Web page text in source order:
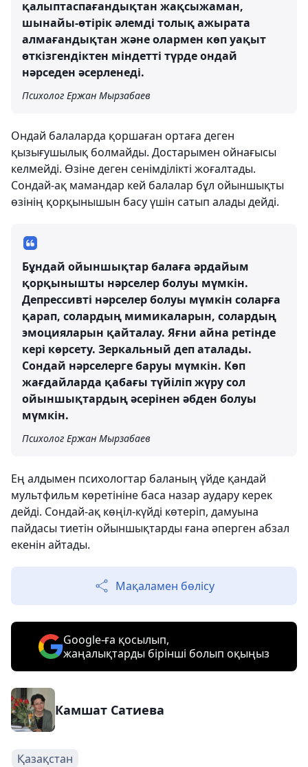
қалыптаспағандықтан жақсыжаман,
шынайы-өтірік әлемді толық ажырата
алмағандықтан және олармен көп уақыт
өткізгендіктен міндетті түрде ондай
нәрседен әсерленеді.
Психолог Ержан Мырзабаев
Ондай балаларда қоршаған ортаға деген
қызығушылық болмайды. Достарымен ойнағысы
келмейді. Өзіне деген сенімділікті жоғалтады.
Сондай-ақ мамандар кей балалар бұл ойыншықты
өзінің қорқынышын басу үшін сатып алады дейді.
Бұндай ойыншықтар балаға әрдайым
қорқынышты нәрселер болуы мүмкін.
Депрессивті нәрселер болуы мүмкін соларға
қарап, солардың мимикаларын, солардың
эмоцияларын қайталау. Яғни айна ретінде
кері көрсету. Зеркальный деп аталады.
Сондай нәрселерге баруы мүмкін. Көп
жағдайларда қабағы түйіліп жүру сол
ойыншықтардың әсерінен әбден болуы
мүмкін.
Психолог Ержан Мырзабаев
Ең алдымен психологтар баланың үйде қандай
мультфильм көретініне баса назар аудару керек
дейді. Сондай-ақ көңіл-күйді көтеріп, дамуына
пайдасы тиетін ойыншықтарды ғана әперген абзал
екенін айтады.
Мақаламен бөлісу
Google-ға қосылып,
жаңалықтарды бірінші болып оқыңыз
Камшат Сатиева
Қазақстан